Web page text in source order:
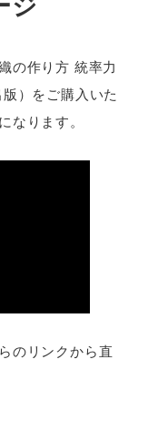
ジ
の作り方 統率力
）をご購入いた
なります。
のリンクから直